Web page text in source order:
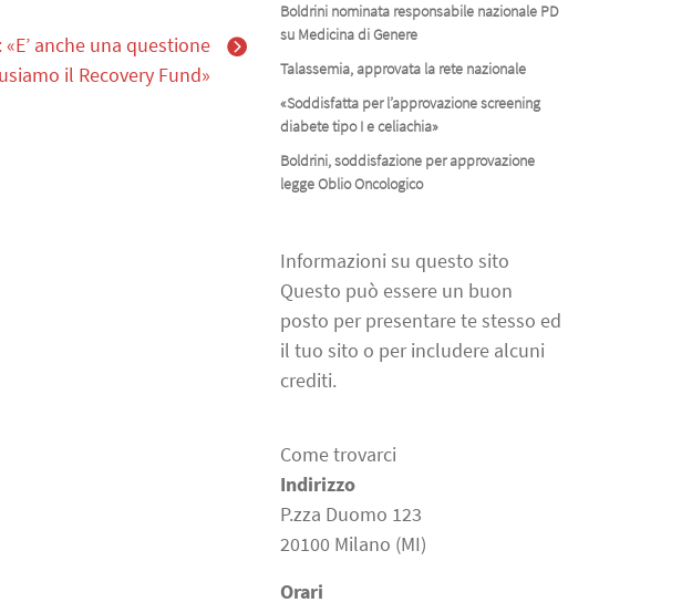
anche una questione
il Recovery Fund»
Boldrini nominata responsabile nazionale PD
su Medicina di Genere
Talassemia, approvata la rete nazionale
«Soddisfatta per l’approvazione screening
diabete tipo I e celiachia»
Boldrini, soddisfazione per approvazione
legge Oblio Oncologico
Informazioni su questo sito
Questo può essere un buon
posto per presentare te stesso ed
il tuo sito o per includere alcuni
crediti.
Come trovarci
Indirizzo
P.zza Duomo 123
20100 Milano (MI)
Orari